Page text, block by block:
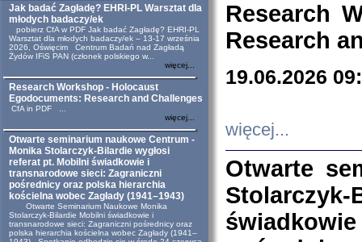
Jak badać Zagładę? EHRI-PL Warsztat dla
młodych badaczy/ek
pobierz CfA w PDF Jak badać Zagładę? EHRI-PL
Warsztat dla młodych badaczy/ek – 13-17 września
2026, Oświęcim Centrum Badań nad Zagładą
Żydów IFiS PAN (członek polskiego w...
więcej...
Research Workshop - Holocaust
Egodocuments: Research and Challenges
CfA in PDF ...
więcej...
Otwarte seminarium naukowe Centrum -
Monika Stolarczyk-Bilardie wygłosi
referat pt. Mobilni świadkowie i
transnarodowe sieci: Zagraniczni
pośrednicy oraz polska hierarchia
kościelna wobec Zagłady (1941–1943)
Otwarte Seminarium Naukowe Monika
Stolarczyk-Bilardie Mobilni świadkowie i
transnarodowe sieci: Zagraniczni pośrednicy oraz
polska hierarchia kościelna wobec Zagłady (1941–
Research
Research
19.06.2026
więcej...
Otwarte